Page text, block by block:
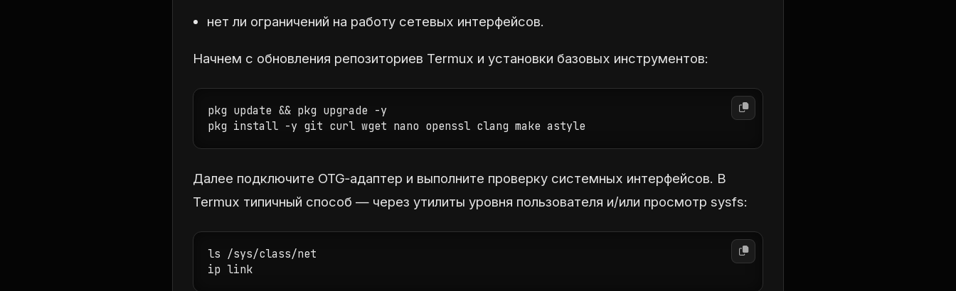
нет ли ограничений на работу сетевых интерфейсов.
Начнем с обновления репозиториев Termux и установки базовых инструментов:
pkg update && pkg upgrade -y
pkg install -y git curl wget nano openssl clang make astyle
Далее подключите OTG‑адаптер и выполните проверку системных интерфейсов. В
Termux типичный способ — через утилиты уровня пользователя и/или просмотр sysfs:
ls /sys/class/net
ip link